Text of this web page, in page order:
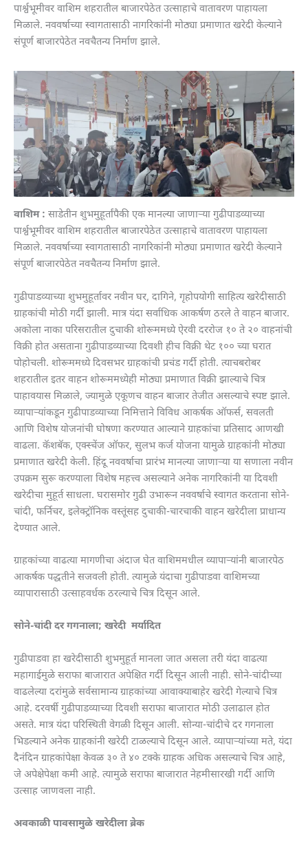
पार्श्वभूमीवर वाशिम शहरातील बाजारपेठेत उत्साहाचे वातावरण पाहायला
मिळाले. नववर्षाच्या स्वागतासाठी नागरिकांनी मोठ्या प्रमाणात खरेदी केल्याने
संपूर्ण बाजारपेठेत नवचैतन्य निर्माण झाले.
वाशिम : साडेतीन शुभमुहूर्तांपैकी एक मानल्या जाणाऱ्या गुढीपाडव्याच्या
पार्श्वभूमीवर वाशिम शहरातील बाजारपेठेत उत्साहाचे वातावरण पाहायला
मिळाले. नववर्षाच्या स्वागतासाठी नागरिकांनी मोठ्या प्रमाणात खरेदी केल्याने
संपूर्ण बाजारपेठेत नवचैतन्य निर्माण झाले.
गुढीपाडव्याच्या शुभमुहूर्तावर नवीन घर, दागिने, गृहोपयोगी साहित्य खरेदीसाठी
ग्राहकांची मोठी गर्दी झाली. मात्र यंदा सर्वाधिक आकर्षण ठरले ते वाहन बाजार.
अकोला नाका परिसरातील दुचाकी शोरूममध्ये ऐरवी दररोज १० ते २० वाहनांची
विक्री होत असताना गुढीपाडव्याच्या दिवशी हीच विक्री थेट १०० च्या घरात
पोहोचली. शोरूममध्ये दिवसभर ग्राहकांची प्रचंड गर्दी होती. त्याचबरोबर
शहरातील इतर वाहन शोरूममध्येही मोठ्या प्रमाणात विक्री झाल्याचे चित्र
पाहावयास मिळाले, ज्यामुळे एकूणच वाहन बाजार तेजीत असल्याचे स्पष्ट झाले.
व्यापाऱ्यांकडून गुढीपाडव्याच्या निमित्ताने विविध आकर्षक ऑफर्स, सवलती
आणि विशेष योजनांची घोषणा करण्यात आल्याने ग्राहकांचा प्रतिसाद आणखी
वाढला. कॅशबॅक, एक्स्चेंज ऑफर, सुलभ कर्ज योजना यामुळे ग्राहकांनी मोठ्या
प्रमाणात खरेदी केली. हिंदू नववर्षाचा प्रारंभ मानल्या जाणाऱ्या या सणाला नवीन
उपक्रम सुरू करण्याला विशेष महत्त्व असल्याने अनेक नागरिकांनी या दिवशी
खरेदीचा मुहूर्त साधला. घरासमोर गुढी उभारून नववर्षाचे स्वागत करताना सोने-
चांदी, फर्निचर, इलेक्ट्रॉनिक वस्तूंसह दुचाकी-चारचाकी वाहन खरेदीला प्राधान्य
देण्यात आले.
ग्राहकांच्या वाढत्या मागणीचा अंदाज घेत वाशिममधील व्यापाऱ्यांनी बाजारपेठ
आकर्षक पद्धतीने सजवली होती. त्यामुळे यंदाचा गुढीपाडवा वाशिमच्या
व्यापारासाठी उत्साहवर्धक ठरल्याचे चित्र दिसून आले.
सोने-चांदी दर गगनाला; खरेदी मर्यादित
गुढीपाडवा हा खरेदीसाठी शुभमुहूर्त मानला जात असला तरी यंदा वाढत्या
महागाईमुळे सराफा बाजारात अपेक्षित गर्दी दिसून आली नाही. सोने-चांदीच्या
वाढलेल्या दरांमुळे सर्वसामान्य ग्राहकांच्या आवाक्याबाहेर खरेदी गेल्याचे चित्र
आहे. दरवर्षी गुढीपाडव्याच्या दिवशी सराफा बाजारात मोठी उलाढाल होत
असते. मात्र यंदा परिस्थिती वेगळी दिसून आली. सोन्या-चांदीचे दर गगनाला
भिडल्याने अनेक ग्राहकांनी खरेदी टाळल्याचे दिसून आले. व्यापाऱ्यांच्या मते, यंदा
दैनंदिन ग्राहकांपेक्षा केवळ ३० ते ४० टक्के ग्राहक अधिक असल्याचे चित्र आहे,
जे अपेक्षेपेक्षा कमी आहे. त्यामुळे सराफा बाजारात नेहमीसारखी गर्दी आणि
उत्साह जाणवला नाही.
अवकाळी पावसामुळे खरेदीला ब्रेक